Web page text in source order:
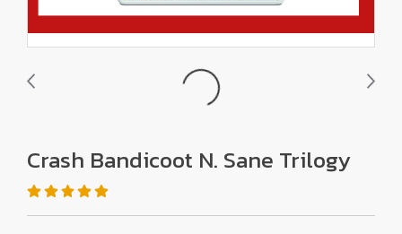
Crash Bandicoot N. Sane Trilogy